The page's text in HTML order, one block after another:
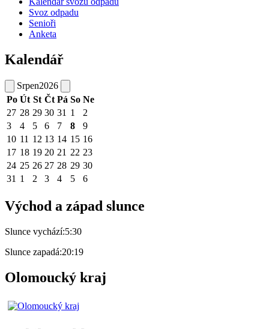
Svoz odpadu
Senioři
Anketa
Kalendář
Srpen2026
Po Út St Čt Pá So Ne
27 28 29 30 31 1
2
3
4 5 6 7 8
9
10 11 12 13 14 15 16
17 18 19 20 21 22 23
24 25 26 27 28 29 30
31 1 2 3 4 5 6
Východ a západ slunce
Slunce vychází:5:30
Slunce zapadá:20:19
Olomoucký kraj